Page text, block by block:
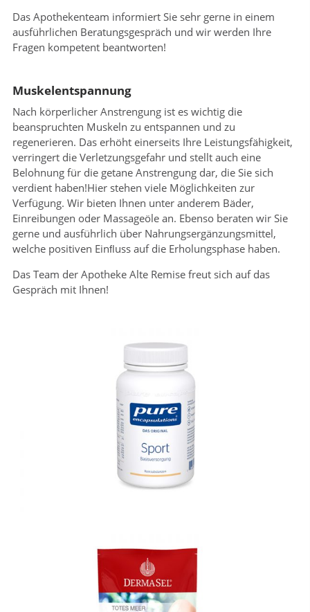
Das Apothekenteam informiert Sie sehr gerne in einem
ausführlichen Beratungsgespräch und wir werden Ihre
Fragen kompetent beantworten!
Muskelentspannung
Nach körperlicher Anstrengung ist es wichtig die
beanspruchten Muskeln zu entspannen und zu
regenerieren. Das erhöht einerseits Ihre Leistungsfähigkeit,
verringert die Verletzungsgefahr und stellt auch eine
Belohnung für die getane Anstrengung dar, die Sie sich
verdient haben!Hier stehen viele Möglichkeiten zur
Verfügung. Wir bieten Ihnen unter anderem Bäder,
Einreibungen oder Massageöle an. Ebenso beraten wir Sie
gerne und ausführlich über Nahrungsergänzungsmittel,
welche positiven Einﬂuss auf die Erholungsphase haben.
Das Team der Apotheke Alte Remise freut sich auf das
Gespräch mit Ihnen!